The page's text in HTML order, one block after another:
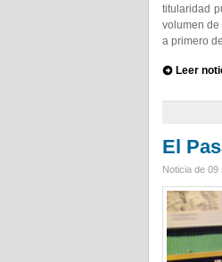
titularidad
volumen de
a primero
Leer
El
Noticia de 09